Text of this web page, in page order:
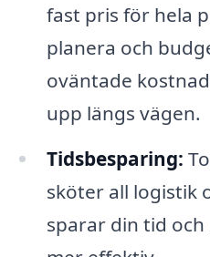
fast pris för hela
planera och
oväntade
upp längs vägen.
Tidsbesparing:
sköter all logistik
sparar din tid